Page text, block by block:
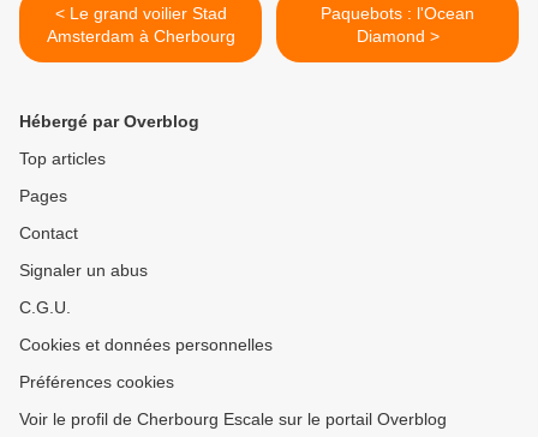
< Le grand voilier Stad
Amsterdam à Cherbourg
Paquebots : l'Ocean
Diamond >
Hébergé par Overblog
Top articles
Pages
Contact
Signaler un abus
C.G.U.
Cookies et données personnelles
Préférences cookies
Voir le profil de Cherbourg Escale sur le portail Overblog